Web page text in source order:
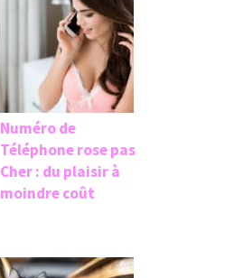
Numéro de
Téléphone rose pas
Cher : du plaisir à
moindre coût